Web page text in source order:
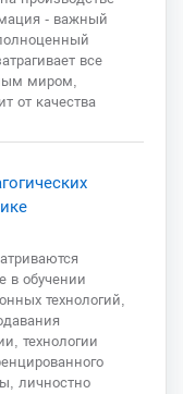
- важный
все
миром,
от качества
в обучении
технологий,
технологии
личностно